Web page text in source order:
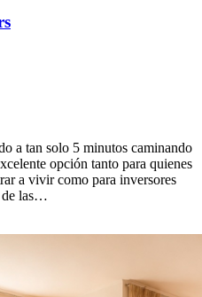
a tan solo 5 minutos caminando
opción tanto para quienes
a vivir como para inversores
de las…